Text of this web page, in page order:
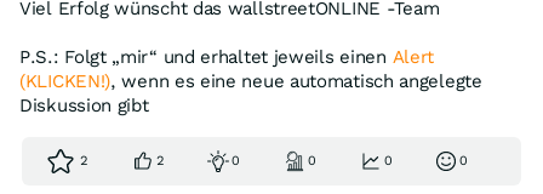
Viel Erfolg wünscht das wallstreetONLINE -Team
P.S.: Folgt „mir“ und erhaltet jeweils einen Alert
(KLICKEN!), wenn es eine neue automatisch angelegte
Diskussion gibt
2 2 0 0 0 0